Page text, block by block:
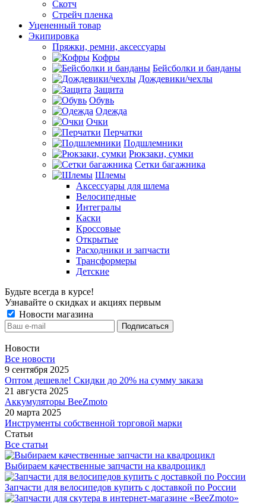
Скотч
Стрейч пленка
Уцененный товар
Экипировка
Пряжки, ремни, аксессуары
Кофры
Бейсболки и банданы
Дождевики/чехлы
Защита
Обувь
Одежда
Очки
Перчатки
Подшлемники
Рюкзаки, сумки
Сетки багажника
Шлемы
Аксессуары для шлема
Велосипедные
Интегралы
Каски
Кроссовые
Открытые
Расходники и запчасти
Трансформеры
Детские
Будьте всегда в курсе!
Узнавайте о скидках и акциях первым
Новости магазина
Новости
Все новости
9 сентября 2025
Оптом дешевле! Скидки до 20% на сумму заказа
21 августа 2025
Аккумуляторы BeeZmoto
20 марта 2025
Инструменты собственной торговой марки
Статьи
Все статьи
Выбираем качественные запчасти на квадроцикл
Запчасти для велосипедов купить с доставкой по России